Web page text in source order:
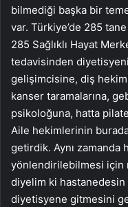
bilmediği başka bir
var. Türkiye’de 285
285 Sağlıklı Hayat
tedavisinden
gelişimcisine, diş
kanser taramalarına,
psikoloğuna, hatta
Aile hekimlerinin
getirdik. Aynı zamanda
yönlendirilebilmesi için
diyelim ki
diyetisyene gitmesini